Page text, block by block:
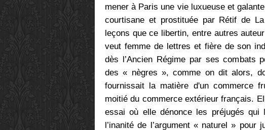
mener à Paris une vie luxueuse et
courtisane et prostituée par Rétif de
leçons que ce libertin, entre autres
veut femme de lettres et fière de son
dès l’Ancien Régime par ses combats
des « nègres », comme on dit alors,
fournissait la matière d'un commerce
moitié du commerce extérieur français.
essai où elle dénonce les préjugés qui
l’inanité de l’argument « naturel » pour